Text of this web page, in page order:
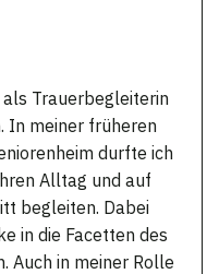
Trauerbegleiterin
In meiner früheren
durfte ich
Alltag und auf
begleiten. Dabei
in die Facetten des
Auch in meiner Rolle